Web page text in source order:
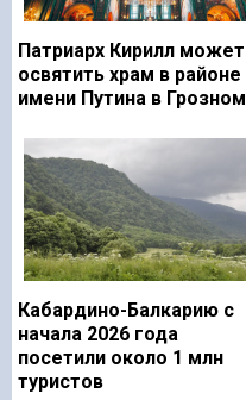
Патриарх Кирилл может
освятить храм в районе
имени Путина в Грозном
Кабардино-Балкарию с
начала 2026 года
посетили около 1 млн
туристов